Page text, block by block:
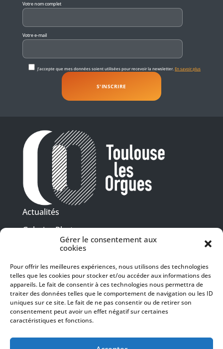
Gérer le consentement aux
cookies
Pour offrir les meilleures expériences, nous utilisons des technologies
telles que les cookies pour stocker et/ou accéder aux informations des
appareils. Le fait de consentir à ces technologies nous permettra de
traiter des données telles que le comportement de navigation ou les ID
uniques sur ce site. Le fait de ne pas consentir ou de retirer son
consentement peut avoir un effet négatif sur certaines
caractéristiques et fonctions.
Votre nom complet
Votre e-mail
J'accepte que mes données soient utilisées pour recevoir la newsletter.En savoir plus
Actualités
Galeries Photos
Vidéothèque
Presse
Programme PDF
Billetterie
Recrutement
Mentions légales
SUIVEZ-NOUS